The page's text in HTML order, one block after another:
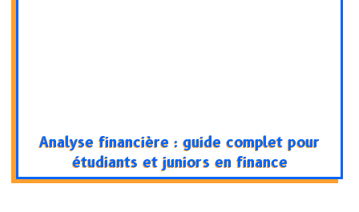
Analyse financière : guide complet pour
étudiants et juniors en finance